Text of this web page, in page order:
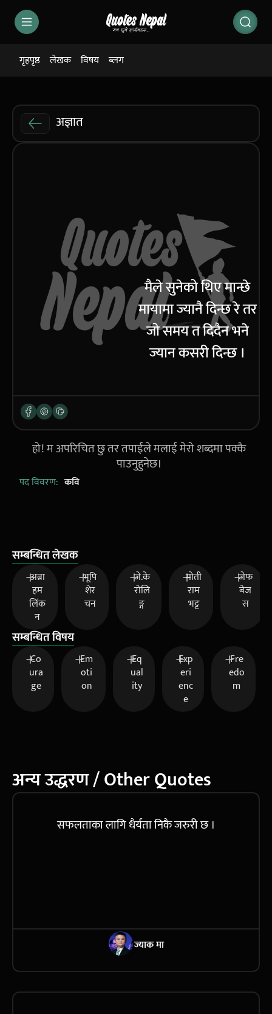
गृहपृष्ठ लेखक विषय ब्लग
अज्ञात
मैले सुनेको थिए मान्छे
मायामा ज्यानै दिन्छ रे तर
जो समय त दिदैन भने
ज्यान कसरी दिन्छ ।
हो! म अपरिचित छु तर तपाईंले मलाई मेरो शब्दमा पक्कै
पाउनुहुनेछ।
पद विवरण: कवि
सम्बन्धित लेखक
अब्रा
हम
लिंक
न
भूपि
शेर
चन
जे.के
रोलि
ङ्ग
मोती
राम
भट्ट
जेफ
बेज
स
सम्बन्धित विषय
Co
ura
ge
Em
oti
on
Eq
ual
ity
Exp
eri
enc
e
Fre
edo
m
अन्य उद्धरण / Other Quotes
सफलताका लागि धैर्यता निकै जरुरी छ ।
ज्याक मा